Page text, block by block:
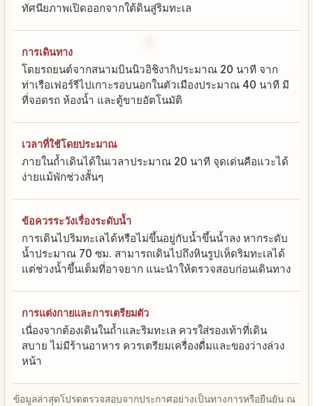
ทัศนียภาพเปิดออกจากใต้ดินสู่ริมทะเล
การเดินทาง
โดยรถยนต์จากสนามบินนิวอิชิงากิประมาณ 20 นาที จาก
ท่าเรือเฟอร์รีไปเกาะรอบนอกในตัวเมืองประมาณ 40 นาที มี
ที่จอดรถ ห้องน้ำ และตู้ขายอัตโนมัติ
เวลาที่ใช้โดยประมาณ
ภายในถ้ำเดินได้ในเวลาประมาณ 20 นาที จุดเด่นคือแวะได้
ง่ายแม้พักช่วงสั้นๆ
ข้อควรระวังเรื่องระดับน้ำ
การเดินไปริมทะเลได้หรือไม่ขึ้นอยู่กับน้ำขึ้นน้ำลง หากระดับ
น้ำประมาณ 70 ซม. สามารถเดินไปถึงหินรูปเห็ดริมทะเลได้
แต่ช่วงน้ำขึ้นเต็มที่อาจยาก แนะนำให้ตรวจสอบก่อนเดินทาง
การแต่งกายและการเตรียมตัว
เนื่องจากต้องเดินในถ้ำและริมทะเล ควรใส่รองเท้าที่เดิน
สบาย ไม่มีร้านอาหาร ควรเตรียมเครื่องดื่มและของว่างล่วง
หน้า
ข้อมูลล่าสุดโปรดตรวจสอบจากประกาศอย่างเป็นทางการหรือยืนยัน ณ